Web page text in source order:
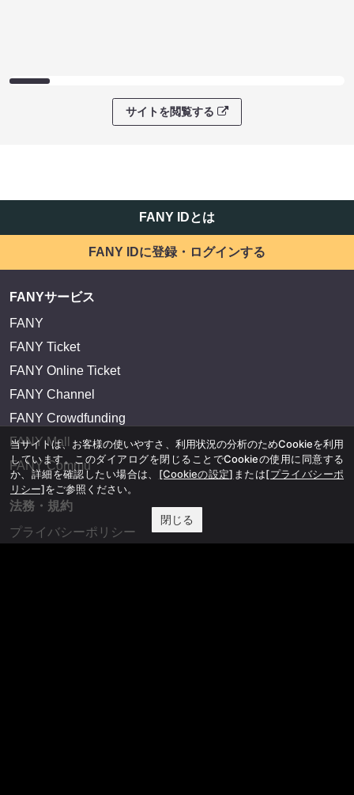
サイトを閲覧する
FANY IDとは
FANY IDに登録・ログインする
FANYサービス
FANY
FANY Ticket
FANY Online Ticket
FANY Channel
FANY Crowdfunding
FANY Mall
FANY Commu
法務・規約
プライバシーポリシー
当サイトは、お客様の使いやすさ、利用状況の分析のためCookieを利用
しています。このダイアログを閉じることでCookieの使用に同意する
か、詳細を確認したい場合は、 [Cookieの設定] または[プライバシーポ
リシー]をご参照ください。
閉じる